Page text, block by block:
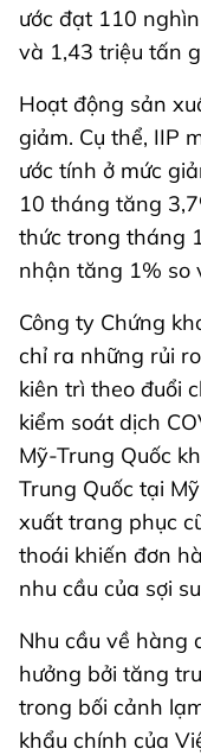
ước đạt 110
và 1,43 triệu tấn
Hoạt động sản
giảm. Cụ thể, IIP
ước tính ở mức
10 tháng tăng
thức trong tháng
nhận tăng 1% so
Công ty Chứng
chỉ ra những rủi
kiên trì theo đuổi
kiểm soát dịch
Mỹ-Trung Quốc
Trung Quốc tại
xuất trang phục
thoái khiến đơn
nhu cầu của sợi
Nhu cầu về hàng
hưởng bởi tăng
trong bối cảnh
khẩu chính của